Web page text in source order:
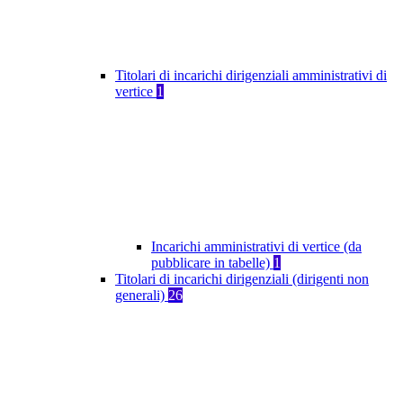
Titolari di incarichi dirigenziali amministrativi di
vertice 1
Incarichi amministrativi di vertice (da
pubblicare in tabelle) 1
Titolari di incarichi dirigenziali (dirigenti non
generali) 26